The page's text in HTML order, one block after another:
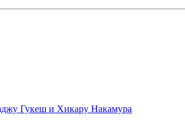
Гукеш и Хикару Накамура